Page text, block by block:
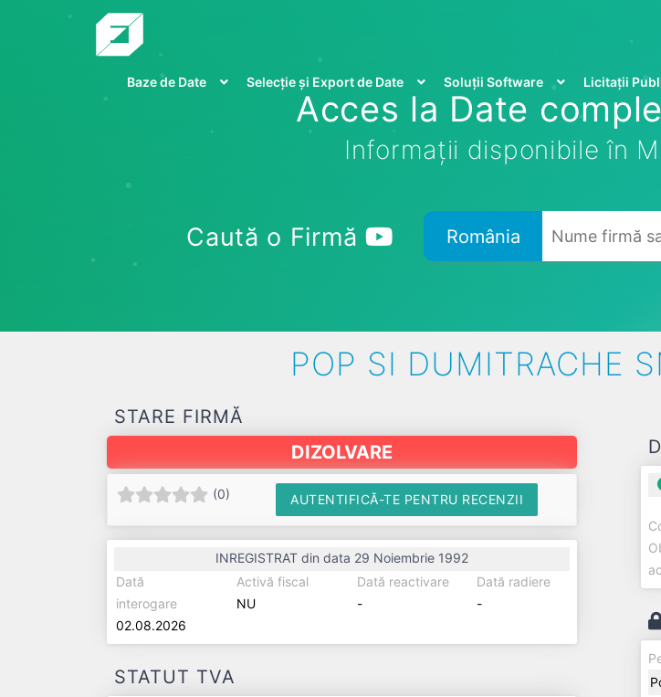
Baze de Date Selecție și Export de Date Soluții Software Licitații
Acces la Date
Informații disponibile în
Caută o Firmă România
POP SI DUMITRACHE
STARE FIRMĂ
DIZOLVARE
(0) AUTENTIFICĂ-TE PENTRU RECENZII
INREGISTRAT din data 29 Noiembrie 1992
Dată
interogare
02.08.2026
Activă fiscal
NU
Dată reactivare
-
Dată radiere
-
STATUT TVA